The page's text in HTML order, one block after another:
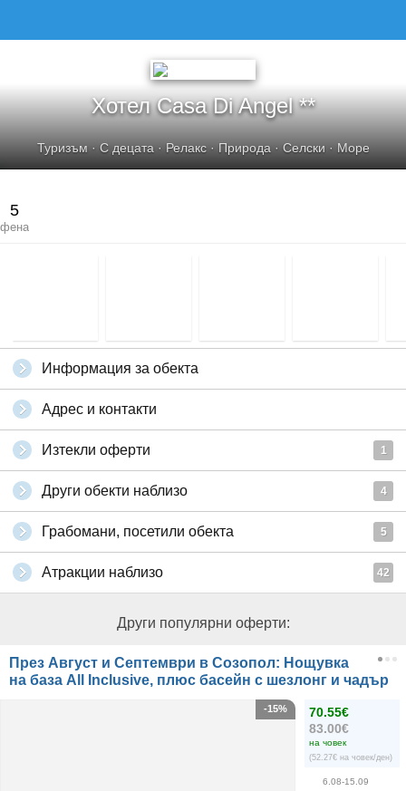
Хотел Casa Di Angel **
Туризъм· С децата· Релакс· Природа· Селски· Море
5
фена
Информация за обекта
Адрес и контакти
Изтекли оферти 1
Други обекти наблизо 4
Грабомани, посетили обекта 5
Атракции наблизо 42
Други популярни оферти:
През Август и Септември в Созопол: Нощувка
на база All Inclusive, плюс басейн с шезлонг и чадър
70.55€
83.00€
на човек
(52.27€ на човек/ден)
6.08-15.09
-15%